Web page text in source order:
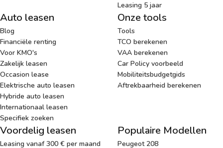
Leasing 5 jaar
Auto leasen
Blog
Financiële renting
Voor KMO's
Zakelijk leasen
Occasion lease
Elektrische auto leasen
Hybride auto leasen
Internationaal leasen
Specifiek zoeken
Onze tools
Tools
TCO berekenen
VAA berekenen
Car Policy voorbeeld
Mobiliteitsbudgetgids
Aftrekbaarheid berekenen
Voordelig leasen
Leasing vanaf 300 € per maand
Populaire Modellen
Peugeot 208